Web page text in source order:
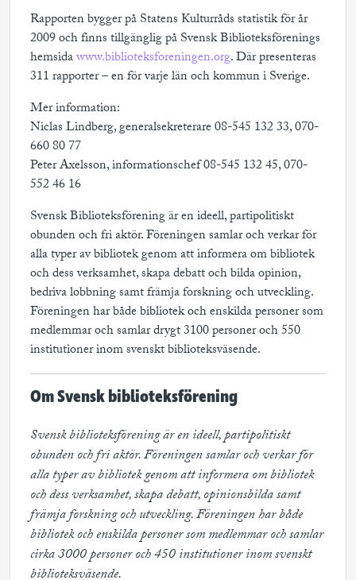
Rapporten bygger på Statens Kulturråds statistik för år
2009 och finns tillgänglig på Svensk Biblioteksförenings
hemsidawww.biblioteksforeningen.org. Där presenteras
311 rapporter – en för varje län och kommun i Sverige.
Mer information:
Niclas Lindberg, generalsekreterare 08-545 132 33, 070-
660 80 77
Peter Axelsson, informationschef 08-545 132 45, 070-
552 46 16
Svensk Biblioteksförening är en ideell, partipolitiskt
obunden och fri aktör. Föreningen samlar och verkar för
alla typer av bibliotek genom att informera om bibliotek
och dess verksamhet, skapa debatt och bilda opinion,
bedriva lobbning samt främja forskning och utveckling.
Föreningen har både bibliotek och enskilda personer som
medlemmar och samlar drygt 3100 personer och 550
institutioner inom svenskt biblioteksväsende.
Om Svensk biblioteksförening
Svensk biblioteksförening är en ideell, partipolitiskt
obunden och fri aktör. Föreningen samlar och verkar för
alla typer av bibliotek genom att informera om bibliotek
och dess verksamhet, skapa debatt, opinionsbilda samt
främja forskning och utveckling. Föreningen har både
bibliotek och enskilda personer som medlemmar och samlar
cirka 3000 personer och 450 institutioner inom svenskt